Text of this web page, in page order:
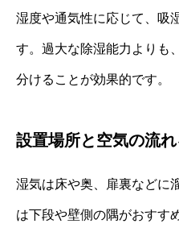
湿度や通気性に応じて、吸
す。過大な除湿能力よりも
分けることが効果的です。
設置場所と空気の流
湿気は床や奥、扉裏などに
は下段や壁側の隅がおすす